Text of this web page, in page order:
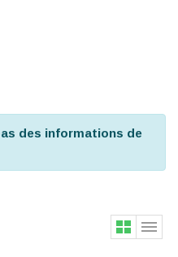
des informations de